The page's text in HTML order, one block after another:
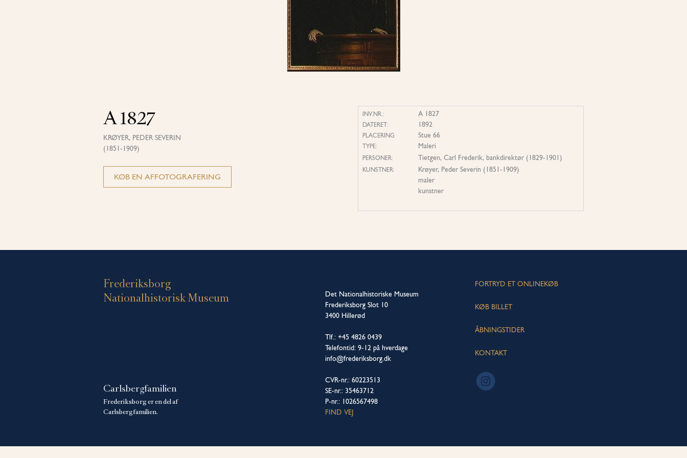
A 1827
KRØYER, PEDER SEVERIN
(1851-1909)
KØB EN AFFOTOGRAFERING
INV.NR.: A 1827
DATERET: 1892
PLACERING Stue 66
TYPE: Maleri
PERSONER: Tietgen, Carl Frederik, bankdirektør (1829-1901)
KUNSTNER:
Krøyer, Peder Severin (1851-1909)
maler
kunstner
Frederiksborg
Nationalhistorisk Museum
Carlsbergfamilien
Frederiksborg er en del af
Carlsbergfamilien.
Det Nationalhistoriske Museum
Frederiksborg Slot 10
3400 Hillerød
Tlf.: +45 4826 0439
Telefontid: 9-12 på hverdage
info@frederiksborg.dk
CVR-nr.: 60223513
SE-nr.: 35463712
P-nr.: 1026567498
FIND VEJ
FORTRYD ET ONLINEKØB
KØB BILLET
ÅBNINGSTIDER
KONTAKT